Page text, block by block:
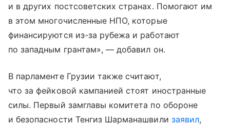
и в других постсоветских странах. Помогают им
в этом многочисленные НПО, которые
финансируются из-за рубежа и работают
по западным грантам», — добавил он.
В парламенте Грузии также считают,
что за фейковой кампанией стоят иностранные
силы. Первый замглавы комитета по обороне
и безопасности Тенгиз Шарманашвили заявил,